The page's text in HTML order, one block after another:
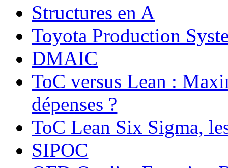
Structures en A
Toyota Production
DMAIC
ToC versus Lean :
dépenses ?
ToC Lean Six Sigma,
SIPOC